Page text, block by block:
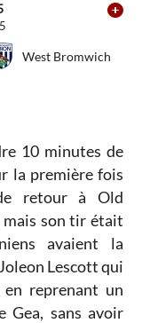
West Bromwich
10 minutes de
la première fois
retour à Old
mais son tir était
avaient la
Lescott qui
reprenant un
Gea, sans avoir